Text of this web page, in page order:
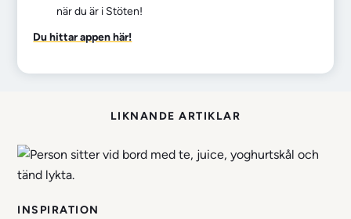
när du är i Stöten!
Du hittar appen här!
LIKNANDE ARTIKLAR
INSPIRATION